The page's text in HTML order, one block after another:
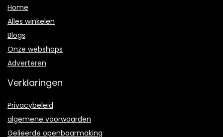
Home
Alles winkelen
Blogs
Onze webshops
Adverteren
Verklaringen
Privacybeleid
algemene voorwaarden
Gelieerde openbaarmaking